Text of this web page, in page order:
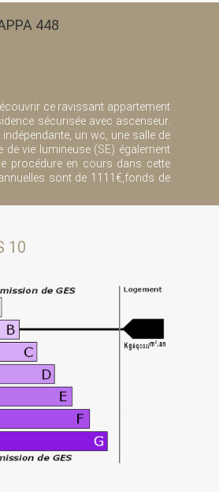
448
ce ravissant appartement
sécurisée avec ascenseur.
un wc, une salle de
vie lumineuse (SE) également
procédure en cours dans cette
sont de 1111€,fonds de
10